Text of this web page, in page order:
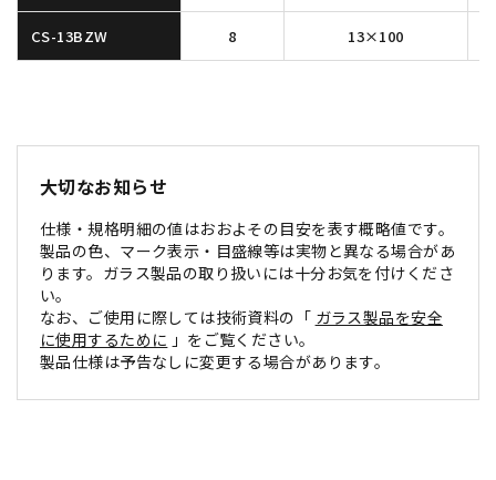
CS-13BZW 8 13×100
大切なお知らせ
仕様・規格明細の値はおおよその目安を表す概略値です。
製品の色、マーク表示・目盛線等は実物と異なる場合があ
ります。ガラス製品の取り扱いには十分お気を付けくださ
い。
なお、ご使用に際しては技術資料の「 ガラス製品を安全
に使用するために 」をご覧ください。
製品仕様は予告なしに変更する場合があります。